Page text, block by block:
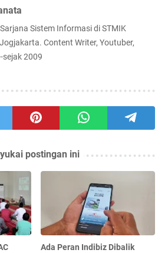
Sistem Informasi di STMIK
Content Writer, Youtuber,
sejak 2009
postingan ini
Ada Peran Indibiz Dibalik